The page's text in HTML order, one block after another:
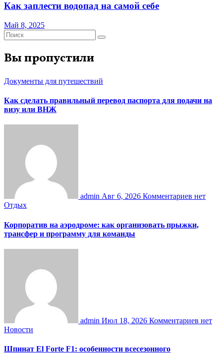
Как заплести водопад на самой себе
Май 8, 2025
Вы пропустили
Документы для путешествий
Как сделать правильный перевод паспорта для подачи на
визу или ВНЖ
admin Авг 6, 2026 Комментариев нет
Отдых
Корпоратив на аэродроме: как организовать прыжки,
трансфер и программу для команды
admin Июл 18, 2026 Комментариев нет
Новости
Шпинат El Forte F1: особенности всесезонного